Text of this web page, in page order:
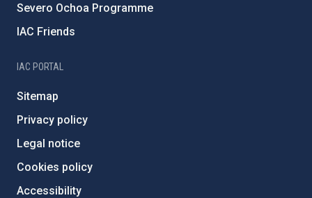
Severo Ochoa Programme
IAC Friends
IAC PORTAL
Sitemap
Privacy policy
Legal notice
Cookies policy
Accessibility